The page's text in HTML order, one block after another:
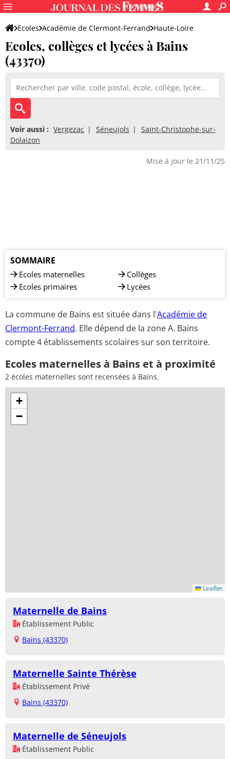
Ecoles Académie de Clermont-Ferrand Haute-Loire
Ecoles, collèges et lycées à Bains
(43370)
Voir aussi : Vergezac Séneujols
Saint-Christophe-sur-
Dolaizon
Mise à jour le 21/11/25
SOMMAIRE
Ecoles maternelles
Ecoles primaires
Collèges
Lycées
La commune de Bains est située dans l'Académie de
Clermont-Ferrand. Elle dépend de la zone A. Bains
compte 4 établissements scolaires sur son territoire.
Ecoles maternelles à Bains et à proximité
2 écoles maternelles sont recensées à Bains.
+
−
Leaflet
Maternelle de Bains
Établissement Public
Bains (43370)
Maternelle Sainte Thérèse
Établissement Privé
Bains (43370)
Maternelle de Séneujols
Établissement Public